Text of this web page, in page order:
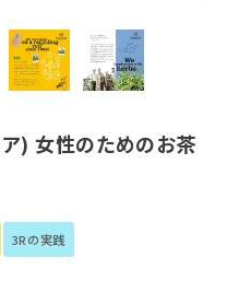
) 女性のためのお茶
3Rの実践